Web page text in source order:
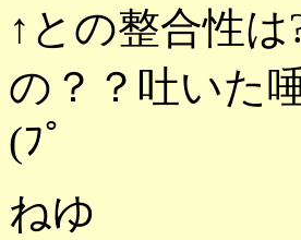
↑との整合性
の？？吐いた
(ﾌﾟ
ねゆ